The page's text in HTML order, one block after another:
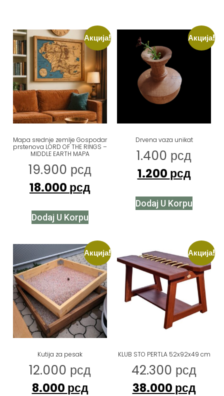
Акција!
Mapa srednje zemlje Gospodar
prstenova LORD OF THE RINGS –
MIDDLE EARTH MAPA
19.900 рсд
18.000 рсд
Dodaj U Korpu
Акција!
Drvena vaza unikat
1.400 рсд
1.200 рсд
Dodaj U Korpu
Акција!
Kutija za pesak
12.000 рсд
8.000 рсд
Акција!
KLUB STO PERTLA 52x92x49 cm
42.300 рсд
38.000 рсд